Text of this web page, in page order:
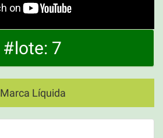
#lote: 7
Marca Líquida